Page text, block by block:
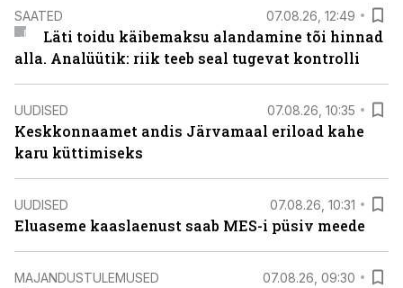
SAATED 07.08.26, 12:49
Läti toidu käibemaksu alandamine tõi hinnad
alla. Analüütik: riik teeb seal tugevat kontrolli
UUDISED 07.08.26, 10:35
Keskkonnaamet andis Järvamaal eriload kahe
karu küttimiseks
UUDISED 07.08.26, 10:31
Eluaseme kaaslaenust saab MES-i püsiv meede
MAJANDUSTULEMUSED 07.08.26, 09:30